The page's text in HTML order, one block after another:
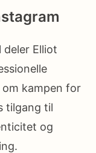
Elliot
kampen for
tilgang til
og